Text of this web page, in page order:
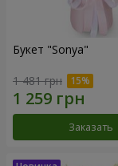
Букет "Sonya"
1 481 грн
Заказать